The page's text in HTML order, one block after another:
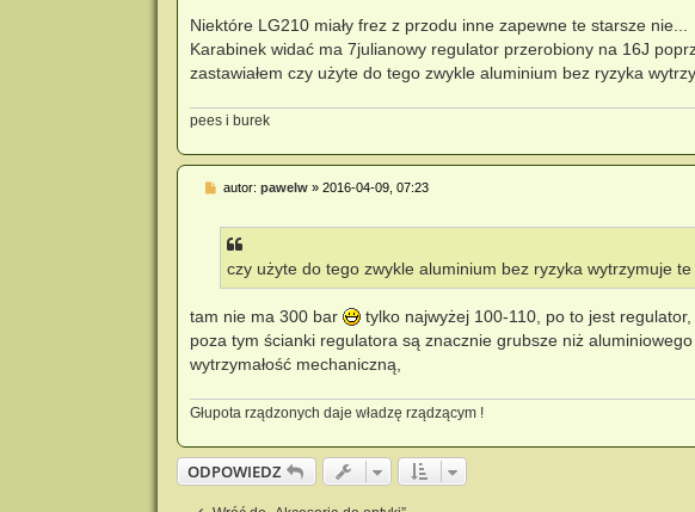
s
Niektóre LG210 miały frez z przodu inne zapewne te starsze nie...
Karabinek widać ma 7julianowy regulator przerobiony na 16J
zastawiałem czy użyte do tego zwykle aluminium bez ryzyka
pees i burek
Pautor: pawelw» 2016-04-09, 07:23
czy użyte do tego zwykle aluminium bez ryzyka wytrzymuje te
tam nie ma 300 bar
tylko najwyżej 100-110, po to jest
poza tym ścianki regulatora są znacznie grubsze niż
wytrzymałość mechaniczną,
Głupota rządzonych daje władzę rządzącym !
ODPOWIEDZ